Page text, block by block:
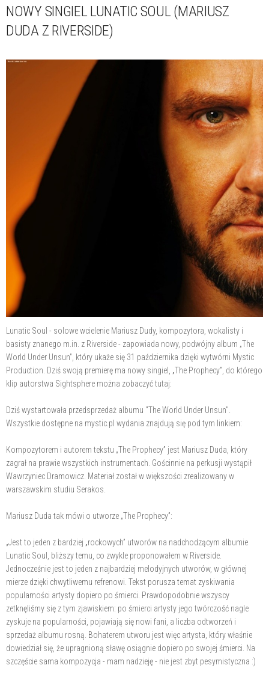
NOWY SINGIEL LUNATIC SOUL (MARIUSZ
DUDA Z RIVERSIDE)
Lunatic Soul - solowe wcielenie Mariusz Dudy, kompozytora, wokalisty i
basisty znanego m.in. z Riverside - zapowiada nowy, podwójny album „The
World Under Unsun”, który ukaże się 31 października dzięki wytwórni Mystic
Production. Dziś swoją premierę ma nowy singiel, „The Prophecy”, do którego
klip autorstwa Sightsphere można zobaczyć tutaj:
Dziś wystartowała przedsprzedaż albumu "The World Under Unsun".
Wszystkie dostępne na mystic.pl wydania znajdują się pod tym linkiem:
Kompozytorem i autorem tekstu „The Prophecy” jest Mariusz Duda, który
zagrał na prawie wszystkich instrumentach. Gościnnie na perkusji wystąpił
Wawrzyniec Dramowicz. Materiał został w większości zrealizowany w
warszawskim studiu Serakos.
Mariusz Duda tak mówi o utworze „The Prophecy”:
„Jest to jeden z bardziej „rockowych” utworów na nadchodzącym albumie
Lunatic Soul, bliższy temu, co zwykle proponowałem w Riverside.
Jednocześnie jest to jeden z najbardziej melodyjnych utworów, w głównej
mierze dzięki chwytliwemu refrenowi. Tekst porusza temat zyskiwania
popularności artysty dopiero po śmierci. Prawdopodobnie wszyscy
zetknęliśmy się z tym zjawiskiem: po śmierci artysty jego twórczość nagle
zyskuje na popularności, pojawiają się nowi fani, a liczba odtworzeń i
sprzedaż albumu rosną. Bohaterem utworu jest więc artysta, który właśnie
dowiedział się, że upragnioną sławę osiągnie dopiero po swojej śmierci. Na
szczęście sama kompozycja - mam nadzieję - nie jest zbyt pesymistyczna :)